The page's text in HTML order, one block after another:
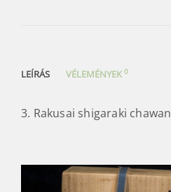
LEÍRÁS VÉLEMÉNYEK0
3. Rakusai shigaraki chawan